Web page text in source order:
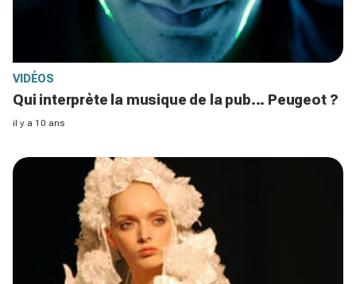
VIDÉOS
Qui interprète la musique de la pub... Peugeot ?
il y a 10 ans